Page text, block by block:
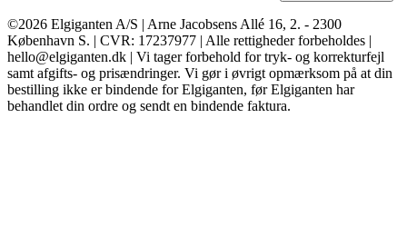
©2026 Elgiganten A/S | Arne Jacobsens Allé 16, 2. - 2300
København S. | CVR: 17237977 | Alle rettigheder forbeholdes |
hello@elgiganten.dk | Vi tager forbehold for tryk- og korrekturfejl
samt afgifts- og prisændringer. Vi gør i øvrigt opmærksom på at din
bestilling ikke er bindende for Elgiganten, før Elgiganten har
behandlet din ordre og sendt en bindende faktura.